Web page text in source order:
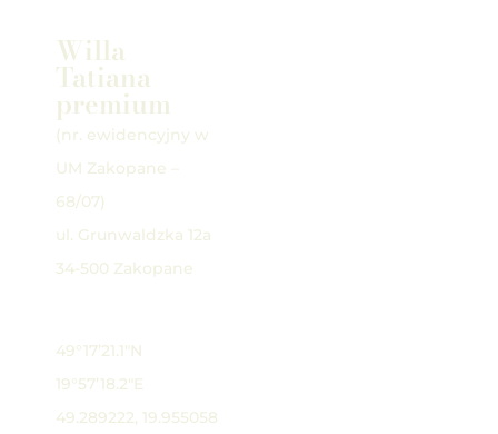
Willa
Tatiana
premium
(nr. ewidencyjny w
UM Zakopane –
68/07)
ul. Grunwaldzka 12a
34-500 Zakopane
49°17’21.1″N
19°57’18.2″E
49.289222, 19.955058